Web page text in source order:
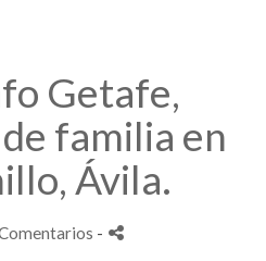
Getafe,
familia en
Ávila.
-